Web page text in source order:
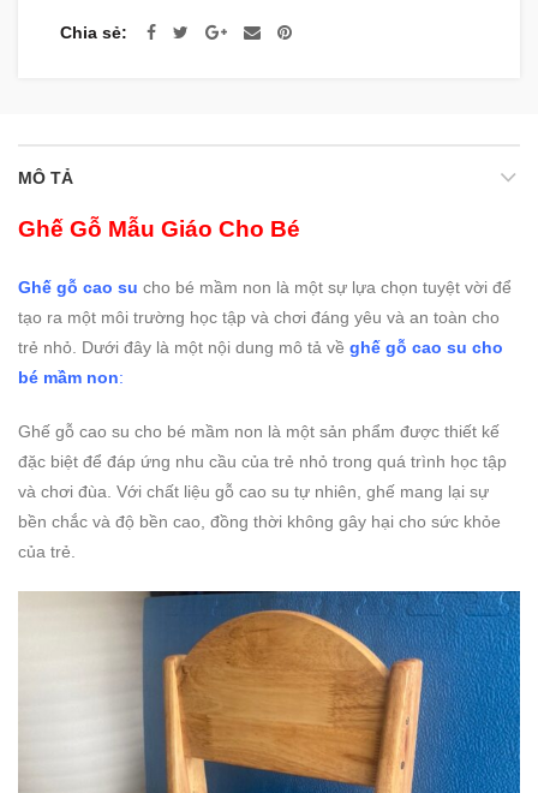
Chia sẻ
MÔ TẢ
Ghế Gỗ Mẫu Giáo Cho Bé
Ghế gỗ cao su cho bé mầm non là một sự lựa chọn tuyệt vời để
tạo ra một môi trường học tập và chơi đáng yêu và an toàn cho
trẻ nhỏ. Dưới đây là một nội dung mô tả về ghế gỗ cao su cho
bé mầm non:
Ghế gỗ cao su cho bé mầm non là một sản phẩm được thiết kế
đặc biệt để đáp ứng nhu cầu của trẻ nhỏ trong quá trình học tập
và chơi đùa. Với chất liệu gỗ cao su tự nhiên, ghế mang lại sự
bền chắc và độ bền cao, đồng thời không gây hại cho sức khỏe
của trẻ.